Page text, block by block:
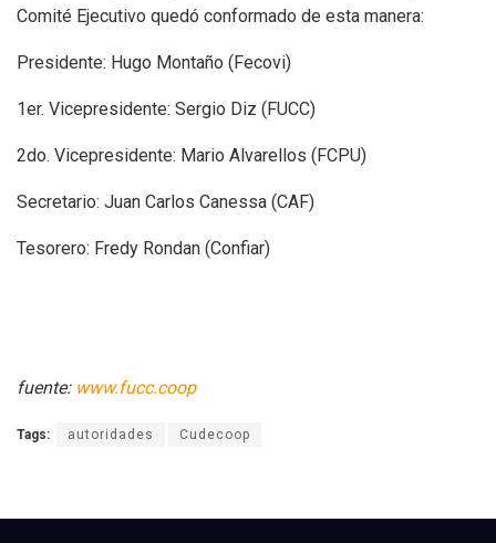
Comité Ejecutivo quedó conformado de esta manera:
Presidente: Hugo Montaño (Fecovi)
1er. Vicepresidente: Sergio Diz (FUCC)
2do. Vicepresidente: Mario Alvarellos (FCPU)
Secretario: Juan Carlos Canessa (CAF)
Tesorero: Fredy Rondan (Confiar)
fuente: www.fucc.coop
Tags: autoridades Cudecoop